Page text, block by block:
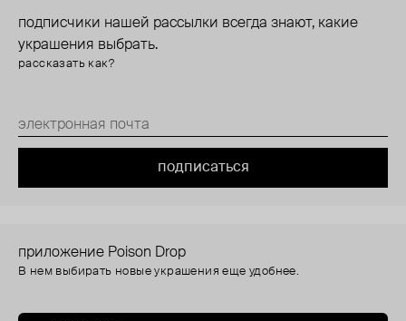
подписчики нашей рассылки всегда знают, какие
украшения выбрать.
рассказать как?
подписаться
приложение Poison Drop
В нем выбирать новые украшения еще удобнее.